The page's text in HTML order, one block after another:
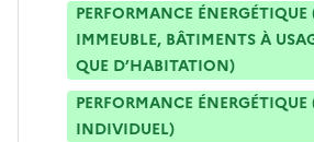
PERFORMANCE ÉNERGÉTIQUE
IMMEUBLE, BÂTIMENTS À
QUE D’HABITATION)
PERFORMANCE ÉNERGÉTIQUE
INDIVIDUEL)